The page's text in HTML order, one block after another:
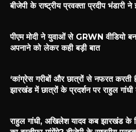
बीजेपी के राष्ट्रीय प्रवक्ता प्रदीप
पीएम मोदी ने युवाओं से GRWN वीडियो
अपनाने को लेकर कही बड़ी बात
‘कांग्रेस गरीबों और छात्रों से नफरत करती
झारखंड में छात्रों के प्रदर्शन पर राहुल
राहुल गांधी, अखिलेश यादव कब झारखंड के